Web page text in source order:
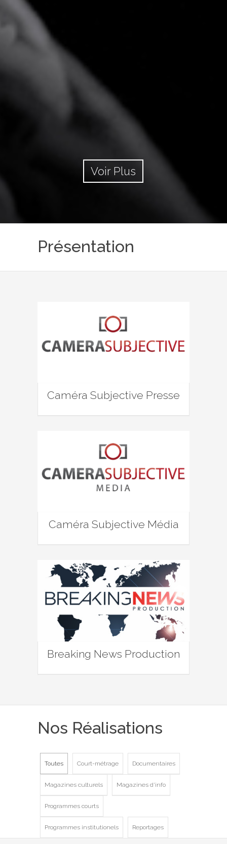
Voir Plus
Présentation
Caméra Subjective Presse
Caméra Subjective Média
Breaking News Production
Nos Réalisations
Toutes Court-métrage Documentaires
Magazines culturels Magazines d'info
Programmes courts
Programmes institutionels Reportages